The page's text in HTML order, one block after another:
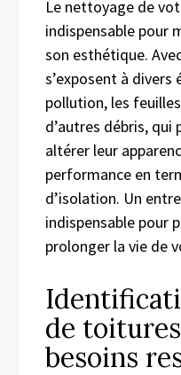
Le nettoyage de
indispensable pour
son esthétique.
s’exposent à
pollution, les
d’autres débris, qui
altérer leur
performance en
d’isolation. Un
indispensable pour
prolonger la vie de
de
besoins